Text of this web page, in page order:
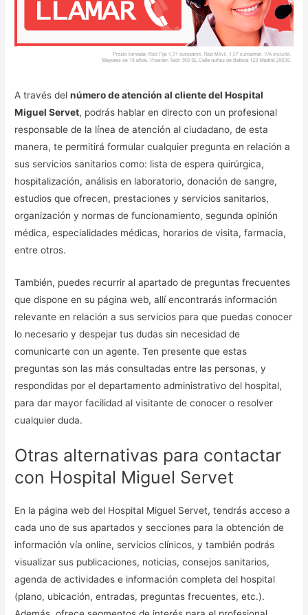
A través delnúmero de atención al cliente del Hospital
Miguel Servet, podrás hablar en directo con un profesional
responsable de la línea de atención al ciudadano, de esta
manera, te permitirá formular cualquier pregunta en relación a
sus servicios sanitarios como: lista de espera quirúrgica,
hospitalización, análisis en laboratorio, donación de sangre,
estudios que ofrecen, prestaciones y servicios sanitarios,
organización y normas de funcionamiento, segunda opinión
médica, especialidades médicas, horarios de visita, farmacia,
entre otros.
También, puedes recurrir al apartado de preguntas frecuentes
que dispone en su página web, allí encontrarás información
relevante en relación a sus servicios para que puedas conocer
lo necesario y despejar tus dudas sin necesidad de
comunicarte con un agente. Ten presente que estas
preguntas son las más consultadas entre las personas, y
respondidas por el departamento administrativo del hospital,
para dar mayor facilidad al visitante de conocer o resolver
cualquier duda.
Otras alternativas para contactar
con Hospital Miguel Servet
En la página web del Hospital Miguel Servet, tendrás acceso a
cada uno de sus apartados y secciones para la obtención de
información vía online, servicios clínicos, y también podrás
visualizar sus publicaciones, noticias, consejos sanitarios,
agenda de actividades e información completa del hospital
(plano, ubicación, entradas, preguntas frecuentes, etc.).